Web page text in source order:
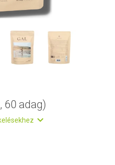
60 adag)